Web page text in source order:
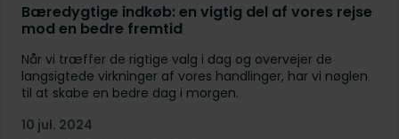
Bæredygtige indkøb: en vigtig del af vores rejse
mod en bedre fremtid
Når vi træffer de rigtige valg i dag og overvejer de
langsigtede virkninger af vores handlinger, har vi nøglen
til at skabe en bedre dag i morgen.
10 jul. 2024